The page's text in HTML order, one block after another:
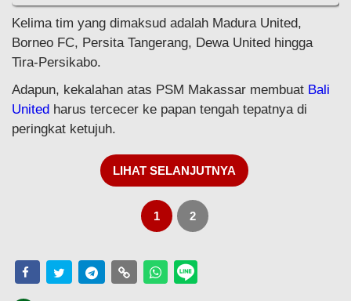
Kelima tim yang dimaksud adalah Madura United,
Borneo FC, Persita Tangerang, Dewa United hingga
Tira-Persikabo.
Adapun, kekalahan atas PSM Makassar membuat Bali
United harus tercecer ke papan tengah tepatnya di
peringkat ketujuh.
LIHAT SELANJUTNYA
1 2